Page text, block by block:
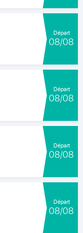
Départ
08/08
Départ
08/08
Départ
08/08
Départ
08/08